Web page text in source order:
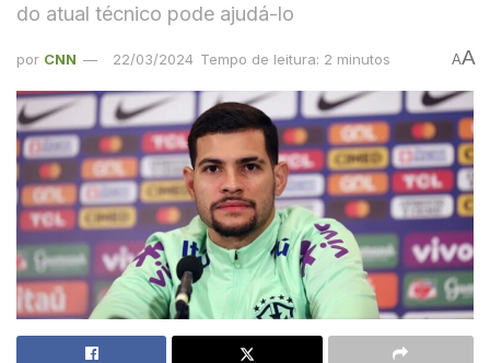
do atual técnico pode ajudá-lo
por CNN 22/03/2024 Tempo de leitura: 2 minutos AA